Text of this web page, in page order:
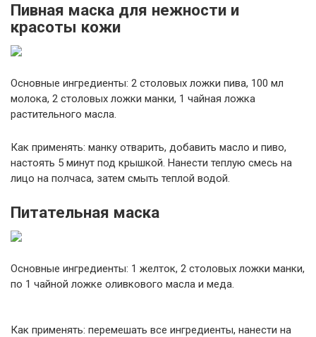
Пивная маска для нежности и
красоты кожи
Основные ингредиенты: 2 столовых ложки пива, 100 мл
молока, 2 столовых ложки манки, 1 чайная ложка
растительного масла.
Как применять: манку отварить, добавить масло и пиво,
настоять 5 минут под крышкой. Нанести теплую смесь на
лицо на полчаса, затем смыть теплой водой.
Питательная маска
Основные ингредиенты: 1 желток, 2 столовых ложки манки,
по 1 чайной ложке оливкового масла и меда.
Как применять: перемешать все ингредиенты, нанести на